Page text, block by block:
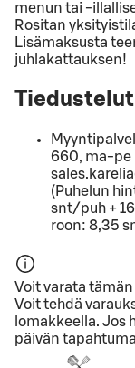
menun tai -
Rositan
Lisämaksusta
juhlakattauksen!
660, ma-pe
(Pu­he­lun
snt/puh +
roon: 8,35
Voit varata
Voit tehdä
lomakkeella. Jos
päivän